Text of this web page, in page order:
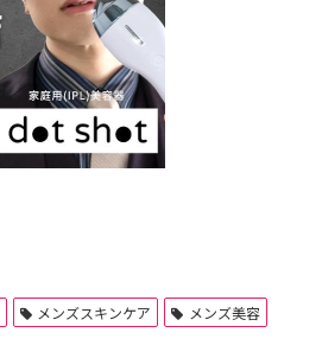
メンズスキンケア
メンズ美容